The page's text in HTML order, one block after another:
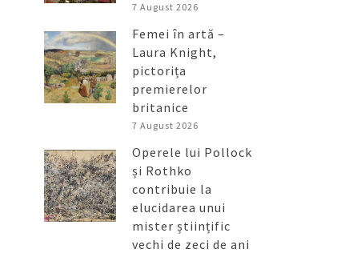
7 August 2026
Femei în artă –
Laura Knight,
pictorița
premierelor
britanice
7 August 2026
Operele lui Pollock
și Rothko
contribuie la
elucidarea unui
mister științific
vechi de zeci de ani